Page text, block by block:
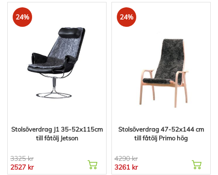
24%
Stolsöverdrag J1 35-52x115cm
till fåtölj Jetson
3325 kr
2527 kr
24%
Stolsöverdrag 47-52x144 cm
till fåtölj Primo hög
4290 kr
3261 kr